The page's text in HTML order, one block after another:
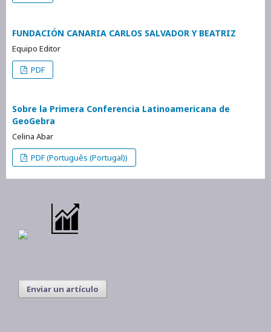
FUNDACIÓN CANARIA CARLOS SALVADOR Y BEATRIZ
Equipo Editor
PDF
Sobre la Primera Conferencia Latinoamericana de
GeoGebra
Celina Abar
PDF (Português (Portugal))
Enviar un artículo